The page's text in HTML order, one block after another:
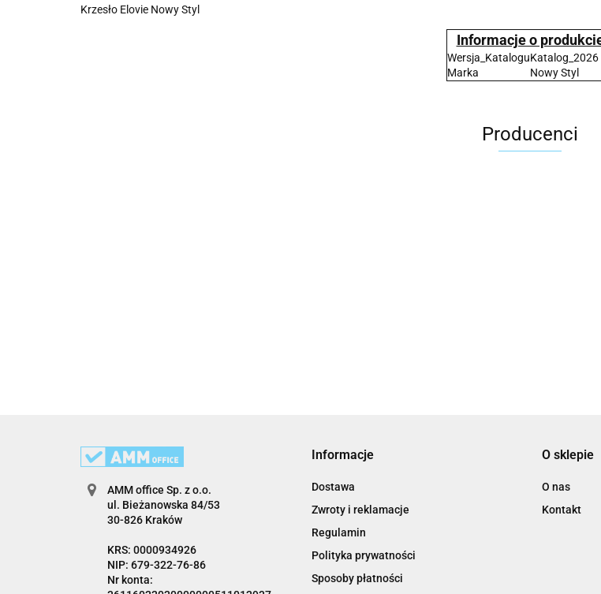
Krzesło Elovie Nowy Styl
Informacje o
Wersja_KataloguKatalog_2026
Marka
Nowy Styl
Producenci
AMM office Sp. z o.o.
ul. Bieżanowska 84/53
30-826 Kraków
KRS: 0000934926
NIP: 679-322-76-86
Nr konta:
Informacje
Dostawa
Zwroty i reklamacje
Regulamin
Polityka prywatności
Sposoby płatności
O sklepie
O nas
Kontakt